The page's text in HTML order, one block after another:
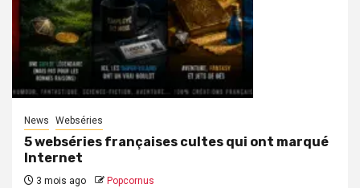
News Webséries
5 webséries françaises cultes qui ont marqué
Internet
3 mois ago Popcornus